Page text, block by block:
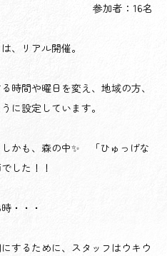
参加者：16名
、リアル開催。
時間や曜日を変え、地域の方、
に設定しています。
かも、森の中✨ 「ひゅっげな
した！！
・・・
するために、スタッフはウキウ